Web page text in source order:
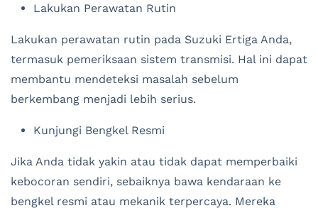
Lakukan Perawatan Rutin
Lakukan perawatan rutin pada Suzuki Ertiga Anda,
termasuk pemeriksaan sistem transmisi. Hal ini dapat
membantu mendeteksi masalah sebelum
berkembang menjadi lebih serius.
Kunjungi Bengkel Resmi
Jika Anda tidak yakin atau tidak dapat memperbaiki
kebocoran sendiri, sebaiknya bawa kendaraan ke
bengkel resmi atau mekanik terpercaya. Mereka